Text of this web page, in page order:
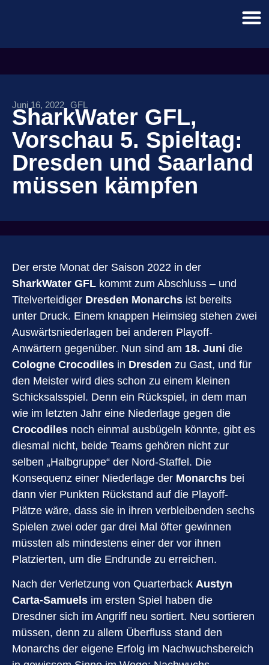
Juni 16, 2022 GFL
SharkWater GFL,
Vorschau 5. Spieltag:
Dresden und Saarland
müssen kämpfen
Der erste Monat der Saison 2022 in der
SharkWater GFL kommt zum Abschluss – und
Titelverteidiger Dresden Monarchs ist bereits
unter Druck. Einem knappen Heimsieg stehen zwei
Auswärtsniederlagen bei anderen Playoff-
Anwärtern gegenüber. Nun sind am 18. Juni die
Cologne Crocodiles in Dresden zu Gast, und für
den Meister wird dies schon zu einem kleinen
Schicksalsspiel. Denn ein Rückspiel, in dem man
wie im letzten Jahr eine Niederlage gegen die
Crocodiles noch einmal ausbügeln könnte, gibt es
diesmal nicht, beide Teams gehören nicht zur
selben „Halbgruppe“ der Nord-Staffel. Die
Konsequenz einer Niederlage der Monarchs bei
dann vier Punkten Rückstand auf die Playoff-
Plätze wäre, dass sie in ihren verbleibenden sechs
Spielen zwei oder gar drei Mal öfter gewinnen
müssten als mindestens einer der vor ihnen
Platzierten, um die Endrunde zu erreichen.
Nach der Verletzung von Quarterback Austyn
Carta-Samuels im ersten Spiel haben die
Dresdner sich im Angriff neu sortiert. Neu sortieren
müssen, denn zu allem Überfluss stand den
Monarchs der eigene Erfolg im Nachwuchsbereich